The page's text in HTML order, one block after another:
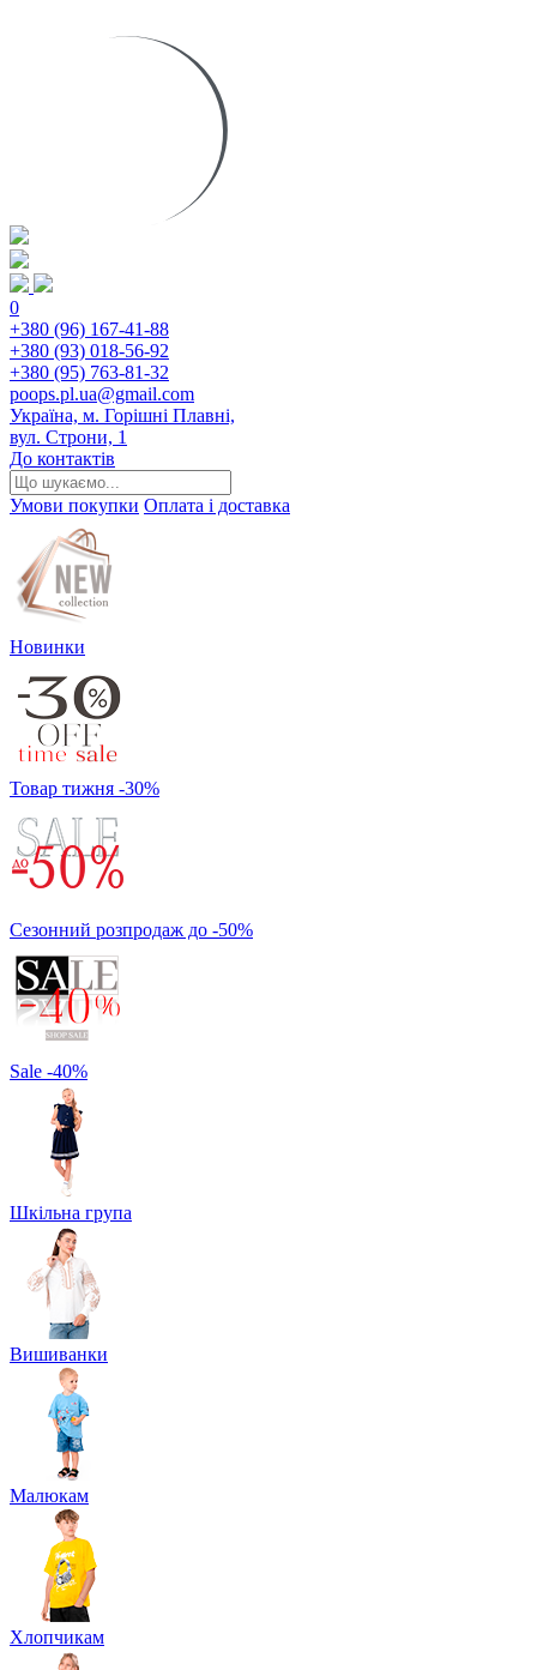
0
+380 (96) 167-41-88
+380 (93) 018-56-92
+380 (95) 763-81-32
poops.pl.ua@gmail.com
Україна, м. Горішні Плавні,
вул. Строни, 1
До контактів
Умови покупки Оплата і доставка
Новинки
Товар тижня -30%
Сезонний розпродаж до -50%
Sale -40%
Шкільна група
Вишиванки
Малюкам
Хлопчикам